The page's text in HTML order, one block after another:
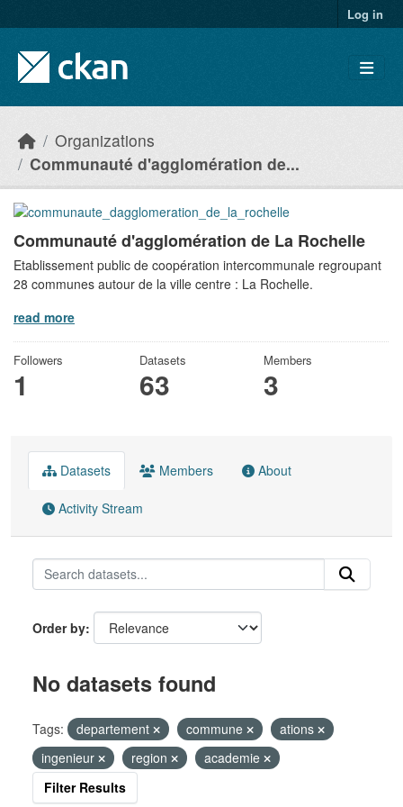
Log in
Organizations
Communauté d'agglomération de...
Communauté d'agglomération de La Rochelle
Etablissement public de coopération intercommunale regroupant
28 communes autour de la ville centre : La Rochelle.
read more
Followers
1
Datasets
63
Members
3
Datasets Members About
Activity Stream
Order by
No datasets found
Tags: departement commune
ations
ingenieur
region
academie
Filter Results